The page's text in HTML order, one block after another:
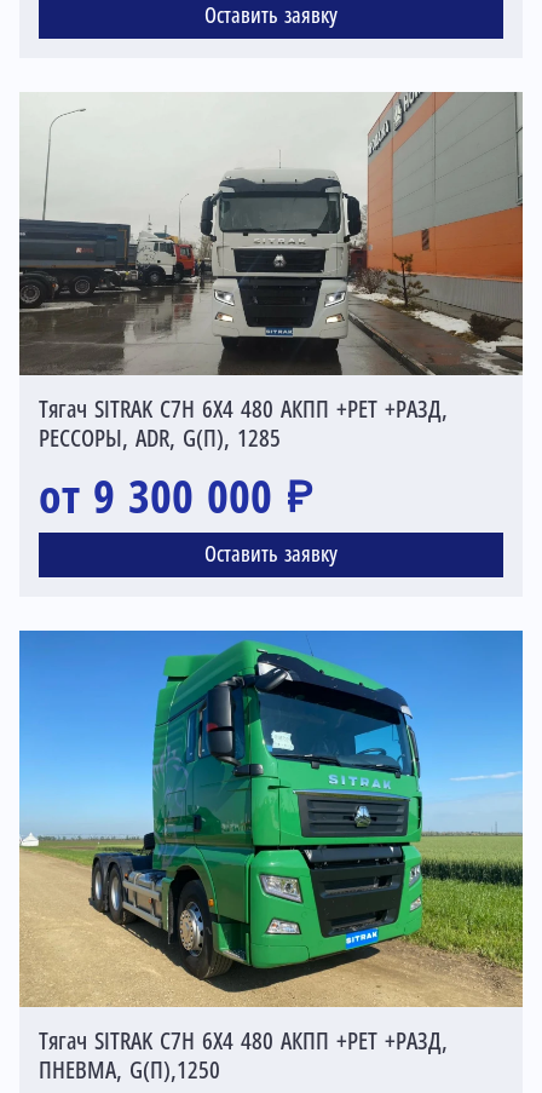
Оставить заявку
Тягач SITRAK C7H 6X4 480 АКПП +РЕТ +РАЗД,
РЕССОРЫ, ADR, G(П), 1285
от 9 300 000 ₽
Оставить заявку
Тягач SITRAK C7H 6X4 480 АКПП +РЕТ +РАЗД,
ПНЕВМА, G(П),1250